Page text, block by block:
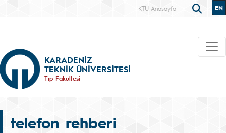
KTÜ Anasayfa EN
KARADENİZ
TEKNİK ÜNİVERSİTESİ
Tıp Fakültesi
telefon rehberi